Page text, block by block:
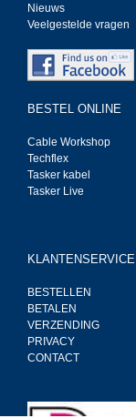
Nieuws
Veelgestelde vragen
BESTEL ONLINE
Cable Workshop
Techflex
Tasker kabel
Tasker Live
KLANTENSERVICE
BESTELLEN
BETALEN
VERZENDING
PRIVACY
CONTACT